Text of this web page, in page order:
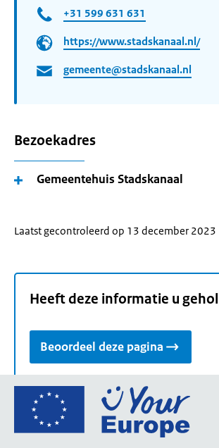
+31 599 631 631
https://www.stadskanaal.nl/
gemeente@stadskanaal.nl
Bezoekadres
Gemeentehuis Stadskanaal
Laatst gecontroleerd op 13 december 2023
Heeft deze informatie u
Beoordeel deze pagina
Ga
de